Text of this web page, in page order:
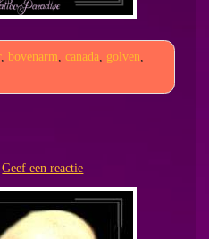
, bovenarm, canada, golven,
Geef een reactie